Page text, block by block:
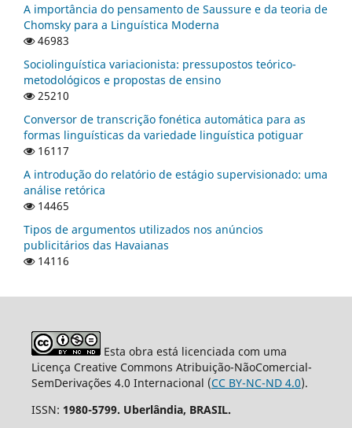
A importância do pensamento de Saussure e da teoria de
Chomsky para a Linguística Moderna
46983
Sociolinguística variacionista: pressupostos teórico-
metodológicos e propostas de ensino
25210
Conversor de transcrição fonética automática para as
formas linguísticas da variedade linguística potiguar
16117
A introdução do relatório de estágio supervisionado: uma
análise retórica
14465
Tipos de argumentos utilizados nos anúncios
publicitários das Havaianas
14116
Esta obra está licenciada com uma
Licença Creative Commons Atribuição-NãoComercial-
SemDerivações 4.0 Internacional (CC BY-NC-ND 4.0).
ISSN: 1980-5799. Uberlândia, BRASIL.